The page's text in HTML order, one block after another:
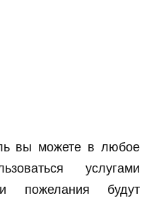
вы можете в любое
услугами
пожелания будут